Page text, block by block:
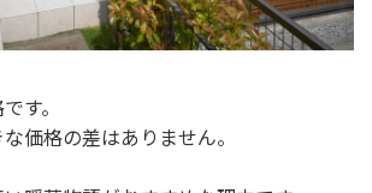
す。
価格の差はありません。